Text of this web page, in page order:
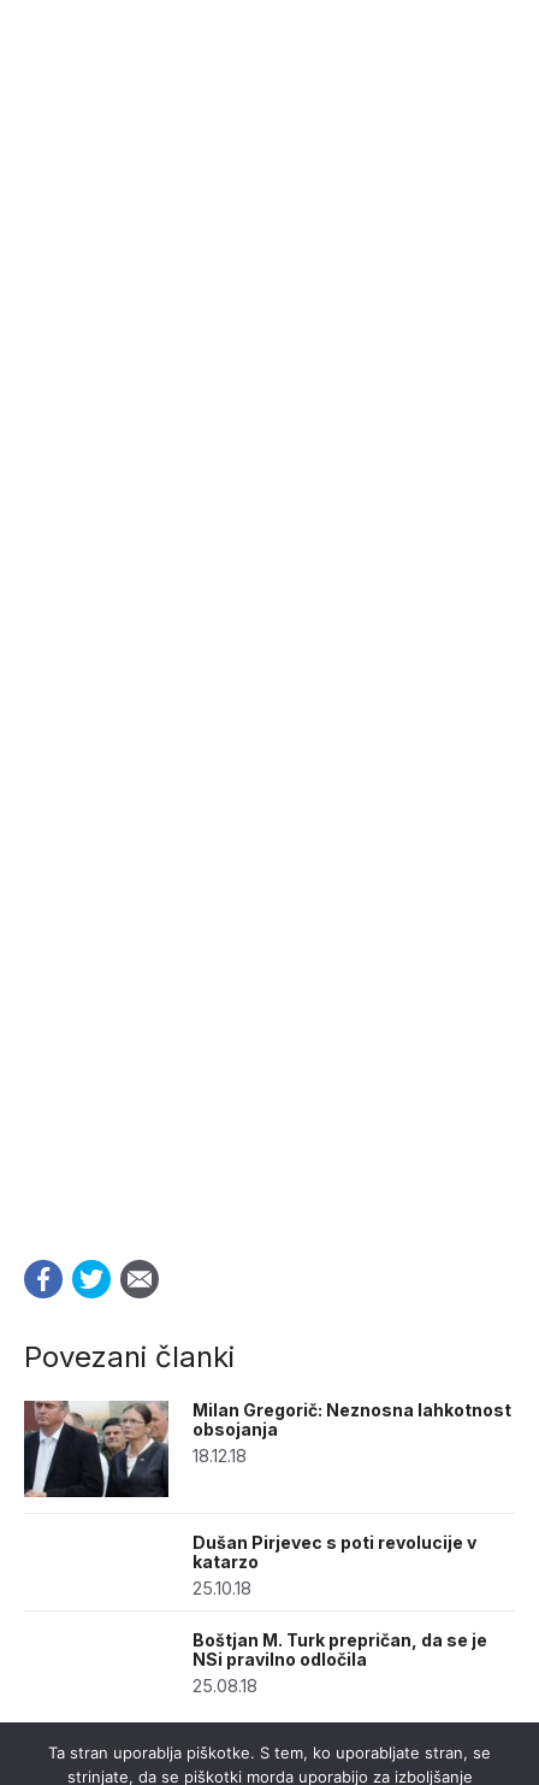
Povezani članki
Milan Gregorič: Neznosna lahkotnost
obsojanja
18.12.18
Dušan Pirjevec s poti revolucije v
katarzo
25.10.18
Boštjan M. Turk prepričan, da se je
NSi pravilno odločila
25.08.18
Ta stran uporablja piškotke. S tem, ko uporabljate stran, se
strinjate, da se piškotki morda uporabijo za izboljšanje